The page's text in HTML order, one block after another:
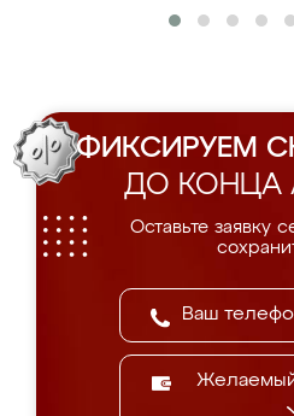
ФИКСИРУЕМ
ДО КОНЦА
Оставьте заявку